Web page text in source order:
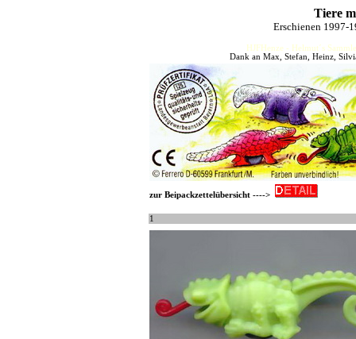
Tiere
Erschienen 1997-
HJFHenze - Helmut´s
Dank an Max, Stefan, Heinz,
zur Beipackzettelübersicht ---->
1